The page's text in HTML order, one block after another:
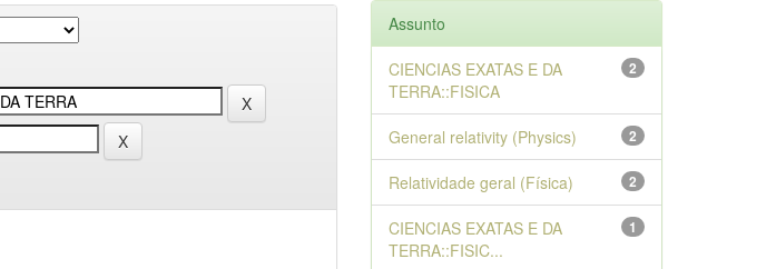
Assunto
2
CIENCIAS EXATAS E DA
TERRA::FISICA
2
General relativity (Physics)
2
Relatividade geral (Física)
1
CIENCIAS EXATAS E DA
TERRA::FISIC...